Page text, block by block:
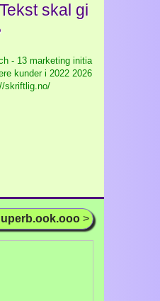
skal gi
- 13 marketing initia
kunder i 2022 2026
skriftlig.no/
>